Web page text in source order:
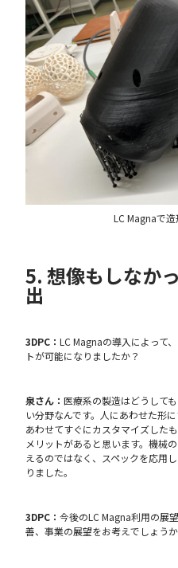
LC Magnaで
5. 想像もしなか
出
3DPC：LC Magnaの導入によって
トが可能になりましたか？
泉さん：医療系の製造はどうして
い分野なんです。人にあわせた形
あわせてすぐにカスタマイズした
メリットがあると思います。機械
えるのではなく、スペックを応用
りました。
3DPC：今後のLC Magna利用の展
善、事業の展望をお考えでしょうか